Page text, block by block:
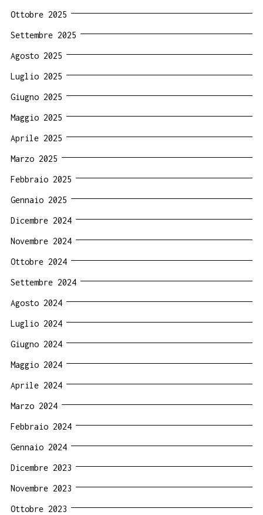
Ottobre 2025
Settembre 2025
Agosto 2025
Luglio 2025
Giugno 2025
Maggio 2025
Aprile 2025
Marzo 2025
Febbraio 2025
Gennaio 2025
Dicembre 2024
Novembre 2024
Ottobre 2024
Settembre 2024
Agosto 2024
Luglio 2024
Giugno 2024
Maggio 2024
Aprile 2024
Marzo 2024
Febbraio 2024
Gennaio 2024
Dicembre 2023
Novembre 2023
Ottobre 2023